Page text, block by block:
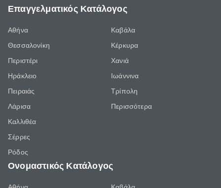
Επαγγελματικός Κατάλογος
Αθήνα
Θεσσαλονίκη
Περιστέρι
Ηράκλειο
Πειραιάς
Λάρισα
Καλλιθέα
Σέρρες
Ρόδος
Καβάλα
Κέρκυρα
Χανιά
Ιωάννινα
Τρίπολη
Περισσότερα
Ονομαστικός Κατάλογος